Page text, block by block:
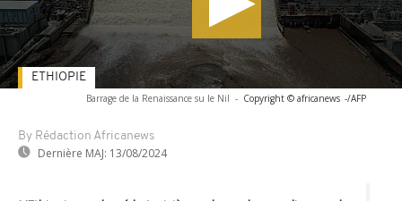
Barrage de la Renaissance su le Nil - Copyright © africanews -/AFP
By Rédaction Africanews
Dernière MAJ: 13/08/2024
ETHIOPIE